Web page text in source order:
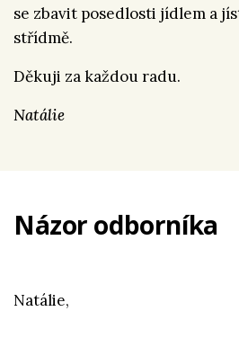
se zbavit posedlosti jídlem a
střídmě.
Děkuji za každou radu.
Natálie
Názor odborníka
Natálie,